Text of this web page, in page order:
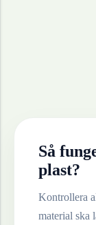
Så
plast?
Kontrollera
material ska